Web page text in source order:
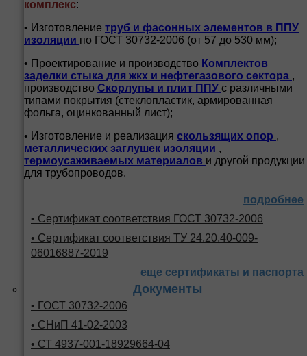
комплекс:
• Изготовление труб и фасонных элементов в ППУ
изоляции по ГОСТ 30732-2006 (от 57 до 530 мм);
• Проектирование и производство Комплектов
заделки стыка для жкх и нефтегазового сектора ,
производство Скорлупы и плит ППУ с различными
типами покрытия (стеклопластик, армированная
фольга, оцинкованный лист);
• Изготовление и реализация скользящих опор ,
металлических заглушек изоляции ,
термоусаживаемых материалов и другой продукции
для трубопроводов.
подробнее
• Сертификат соответствия ГОСТ 30732-2006
• Сертификат соответствия ТУ 24.20.40-009-
06016887-2019
еще сертификаты и паспорта
Документы
• ГОСТ 30732-2006
• СНиП 41-02-2003
• СТ 4937-001-18929664-04